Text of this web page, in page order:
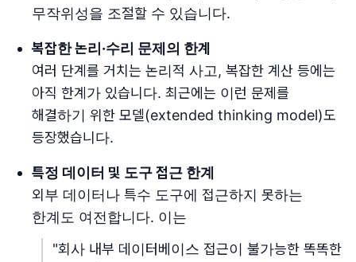
무작위성을 조절할 수 있습니다.
복잡한 논리·수리 문제의 한계
여러 단계를 거치는 논리적 사고, 복잡한 계산 등에는
아직 한계가 있습니다. 최근에는 이런 문제를
해결하기 위한 모델(extended thinking model)도
등장했습니다.
특정 데이터 및 도구 접근 한계
외부 데이터나 특수 도구에 접근하지 못하는
한계도 여전합니다. 이는
"회사 내부 데이터베이스 접근이 불가능한 똑똑한